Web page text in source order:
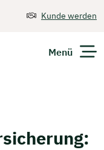
Kunde werden
Menü